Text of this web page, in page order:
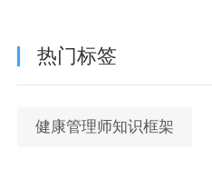
热门标签
健康管理师知识框架